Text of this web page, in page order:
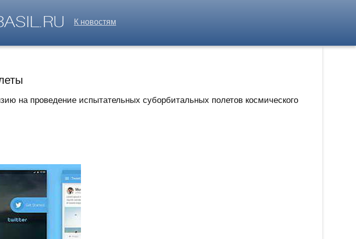
К новостям
на проведение испытательных суборбитальных полетов космического